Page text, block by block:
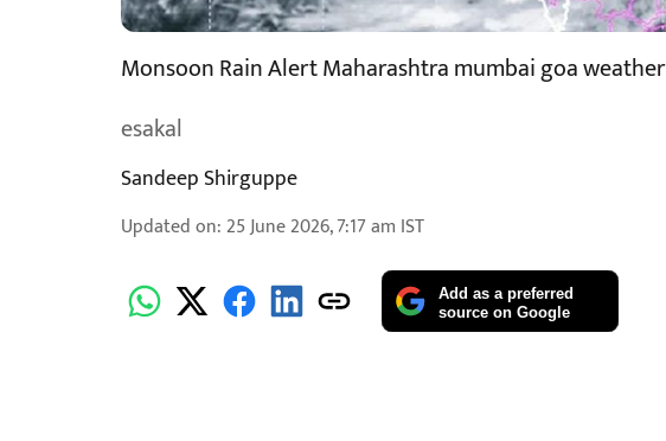
Monsoon Rain Alert Maharashtra mumbai goa weather
esakal
Sandeep Shirguppe
Updated on: 25 June 2026, 7:17 am IST
Add as a preferred
source on Google